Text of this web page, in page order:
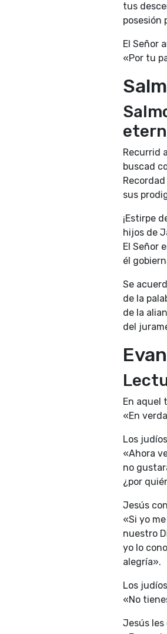
tus
posesión
El Señor
«Por tu
Recurrid
buscad
sus
¡Estirpe
hijos de
El Señor
él
Se
de la
de la
del
En aquel
«En
Los
«Ahora
no
¿por
Jesús
«Si yo
nuestro
yo lo
alegría».
Los
«No
Jesús les